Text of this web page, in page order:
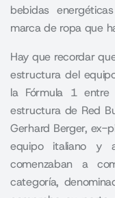
bebidas
marca de ropa que
Hay que recordar
estructura del
la Fórmula 1
estructura de Red
Gerhard Berger, ex-
equipo italiano y
comenzaban a
categoría,